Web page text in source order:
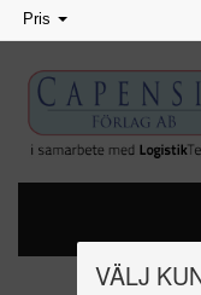
VÄLJ
Toggle
navigation
Pris